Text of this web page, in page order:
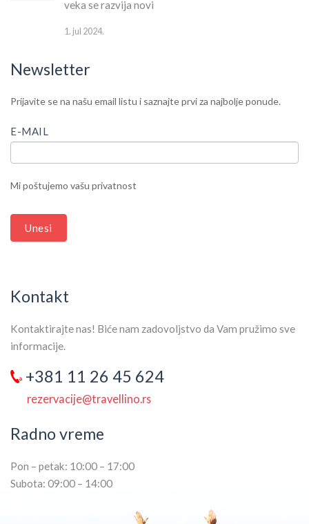
veka se razvija novi
1. jul 2024.
Newsletter
Newsletter
Prijavite se na našu email listu i saznajte prvi za najbolje ponude.
E-MAIL
Mi poštujemo vašu privatnost
Unesi
IF
ARE
HUMAN,
FIELD
Kontakt
Kontaktirajte nas! Biće nam zadovoljstvo da Vam pružimo sve
informacije.
+381 11 26 45 624
rezervacije@travellino.rs
Radno vreme
Pon – petak: 10:00 – 17:00
Subota: 09:00 – 14:00